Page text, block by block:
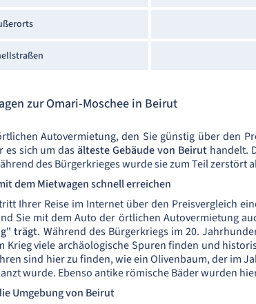
zur Omari-Moschee in Beirut
Autovermietung, den Sie günstig über den
es sich um dasälteste Gebäude von Beiruthandelt.
des Bürgerkrieges wurde sie zum Teil zerstört
dem Mietwagen schnell erreichen
Ihrer Reise im Internet über den Preisvergleich
Sie mit dem Auto der örtlichen Autovermietung
trägt. Während des Bürgerkriegs im 20.
Krieg viele archäologische Spuren finden und
sind hier zu finden, wie ein Olivenbaum, der im
wurde. Ebenso antike römische Bäder wurden
Umgebung von Beirut